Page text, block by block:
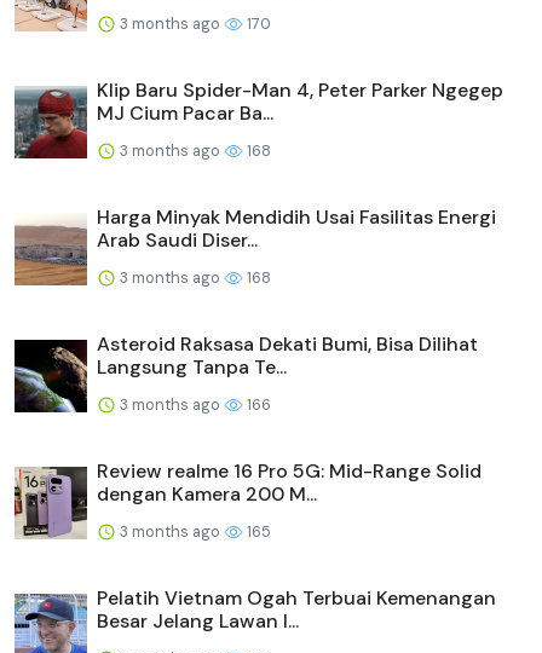
3 months ago 170
Klip Baru Spider-Man 4, Peter Parker Ngegep
MJ Cium Pacar Ba...
3 months ago 168
Harga Minyak Mendidih Usai Fasilitas Energi
Arab Saudi Diser...
3 months ago 168
Asteroid Raksasa Dekati Bumi, Bisa Dilihat
Langsung Tanpa Te...
3 months ago 166
Review realme 16 Pro 5G: Mid-Range Solid
dengan Kamera 200 M...
3 months ago 165
Pelatih Vietnam Ogah Terbuai Kemenangan
Besar Jelang Lawan I...